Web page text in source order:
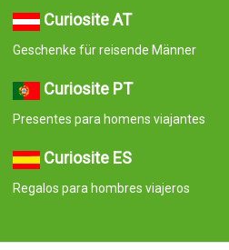
Curiosite AT
Geschenke für reisende Männer
Curiosite PT
Presentes para homens viajantes
Curiosite ES
Regalos para hombres viajeros